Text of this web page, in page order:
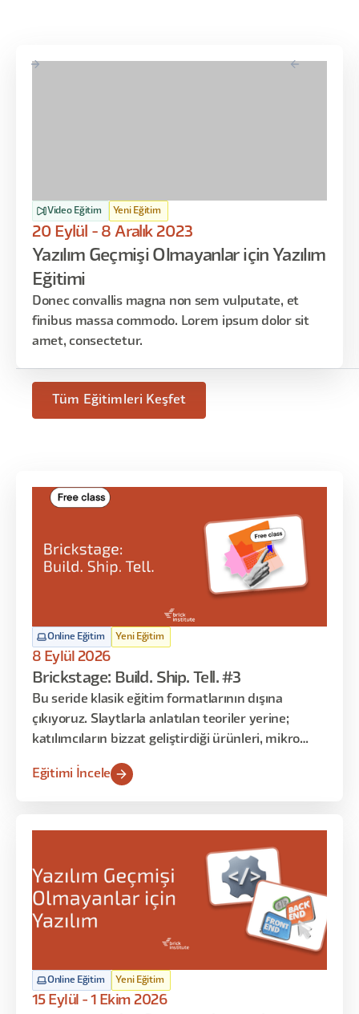
Video Eğitim Yeni Eğitim
20 Eylül - 8 Aralık 2023
Yazılım Geçmişi Olmayanlar için Yazılım
Eğitimi
Donec convallis magna non sem vulputate, et
finibus massa commodo. Lorem ipsum dolor sit
amet, consectetur.
Tüm Eğitimleri Keşfet
Online Eğitim Yeni Eğitim
8 Eylül 2026
Brickstage: Build. Ship. Tell. #3
Bu seride klasik eğitim formatlarının dışına
çıkıyoruz. Slaytlarla anlatılan teoriler yerine;
katılımcıların bizzat geliştirdiği ürünleri, mikro
dinliyoruz. Her oturumda farklı katılımcılar
Eğitimi İncele
Online Eğitim Yeni Eğitim
15 Eylül - 1 Ekim 2026